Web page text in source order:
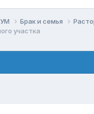
Брак и семья
участка